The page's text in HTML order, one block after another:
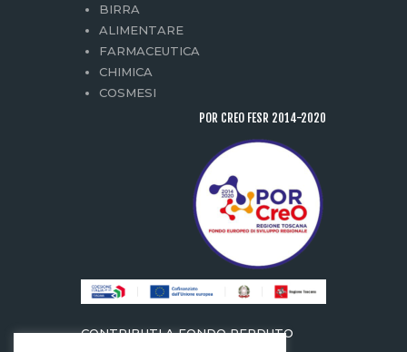
BIRRA
ALIMENTARE
FARMACEUTICA
CHIMICA
COSMESI
POR CREO FESR 2014-2020
CONTRIBUTI A FONDO PERDUTO